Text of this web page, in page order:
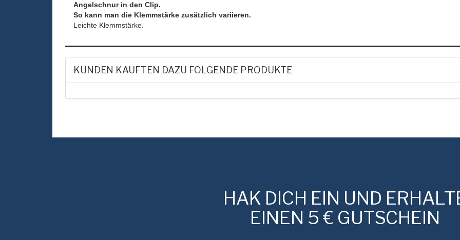
Angelschnur in den Clip.
So kann man die Klemmstärke zusätzlich variieren.
Leichte Klemmstärke.
KUNDEN KAUFTEN DAZU FOLGENDE PRODUKTE
HAK DICH EIN UND
EINEN 5 € GUTSCHEIN